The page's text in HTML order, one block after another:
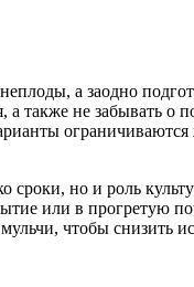
а заодно
а также не забывать
сроки, но и роль
или в прогретую
чтобы снизить